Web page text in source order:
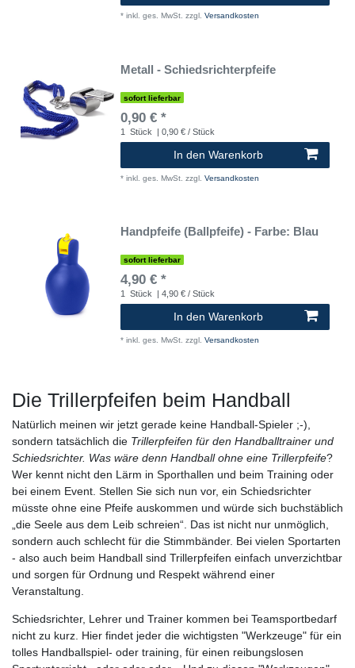
* inkl. ges. MwSt. zzgl. Versandkosten
Metall - Schiedsrichterpfeife
sofort lieferbar
0,90 € *
1 Stück | 0,90 € / Stück
In den Warenkorb
* inkl. ges. MwSt. zzgl. Versandkosten
Handpfeife (Ballpfeife) - Farbe: Blau
sofort lieferbar
4,90 € *
1 Stück | 4,90 € / Stück
In den Warenkorb
* inkl. ges. MwSt. zzgl. Versandkosten
Die Trillerpfeifen beim Handball
Natürlich meinen wir jetzt gerade keine Handball-Spieler ;-),
sondern tatsächlich die Trillerpfeifen für den Handballtrainer und
Schiedsrichter. Was wäre denn Handball ohne eine Trillerpfeife?
Wer kennt nicht den Lärm in Sporthallen und beim Training oder
bei einem Event. Stellen Sie sich nun vor, ein Schiedsrichter
müsste ohne eine Pfeife auskommen und würde sich buchstäblich
„die Seele aus dem Leib schreien“. Das ist nicht nur unmöglich,
sondern auch schlecht für die Stimmbänder. Bei vielen Sportarten
- also auch beim Handball sind Trillerpfeifen einfach unverzichtbar
und sorgen für Ordnung und Respekt während einer
Veranstaltung.
Schiedsrichter, Lehrer und Trainer kommen bei Teamsportbedarf
nicht zu kurz. Hier findet jeder die wichtigsten "Werkzeuge" für ein
tolles Handballspiel- oder training, für einen reibungslosen